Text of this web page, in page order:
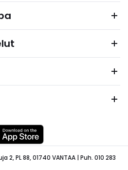
2, PL 88, 01740 VANTAA | Puh. 010 283